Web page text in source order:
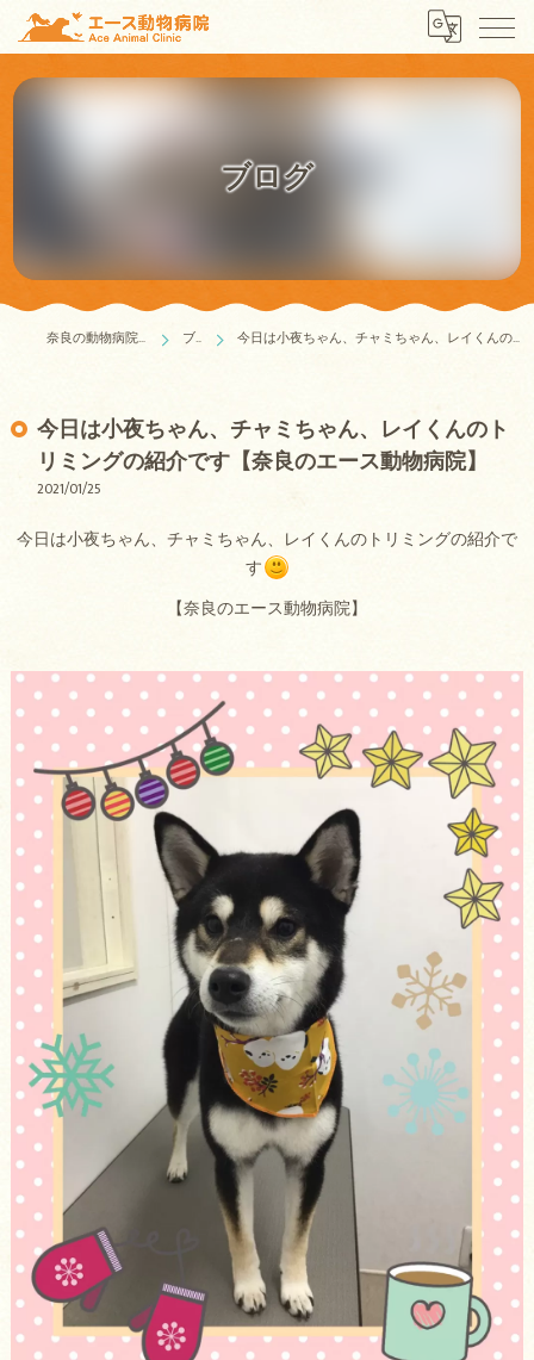
ブログ
奈良の動物病院はエース動物病院 ブログ 今日は小夜ちゃん、チャミちゃん、レイくんのトリミングの紹介です【奈良のエース動物病院】
今日は小夜ちゃん、チャミちゃん、レイくんのト
リミングの紹介です【奈良のエース動物病院】
2021/01/25
今日は小夜ちゃん、チャミちゃん、レイくんのトリミングの紹介で
す
【奈良のエース動物病院】